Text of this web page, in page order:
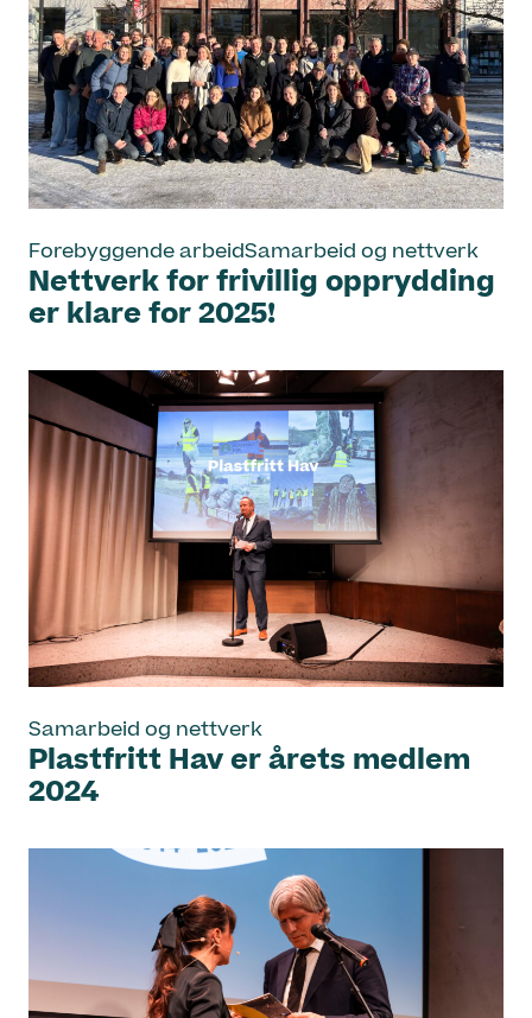
Forebyggende arbeidSamarbeid og nettverk
Nettverk for frivillig opprydding
er klare for 2025!
Samarbeid og nettverk
Plastfritt Hav er årets medlem
2024